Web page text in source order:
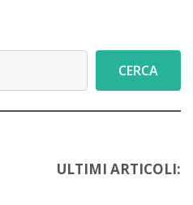
CERCA
ULTIMI ARTICOLI: